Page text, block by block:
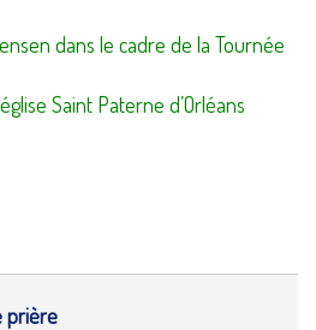
dans le cadre de la Tournée
Saint Paterne d’Orléans
prière